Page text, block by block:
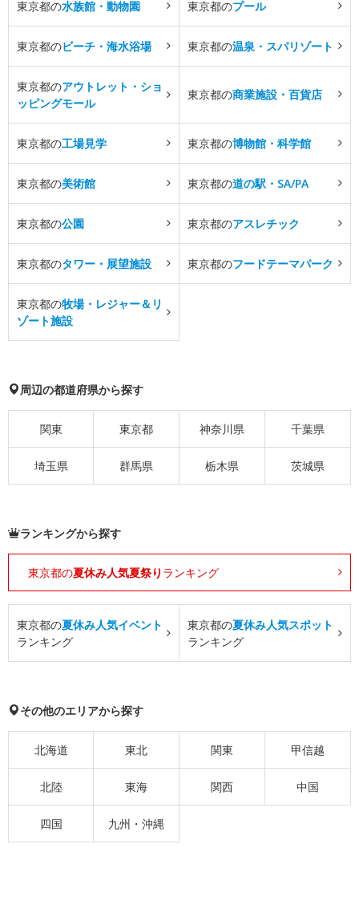
東京都の水族館・動物園 東京都のプール
東京都のビーチ・海水浴場 東京都の温泉・スパリゾート
東京都のアウトレット・ショ
ッピングモール
東京都の商業施設・百貨店
東京都の工場見学 東京都の博物館・科学館
東京都の美術館 東京都の道の駅・SA/PA
東京都の公園 東京都のアスレチック
東京都のタワー・展望施設 東京都のフードテーマパーク
東京都の牧場・レジャー＆リ
ゾート施設
周辺の都道府県から探す
関東 東京都 神奈川県 千葉県
埼玉県 群馬県 栃木県 茨城県
ランキングから探す
東京都の夏休み人気夏祭り ランキング
東京都の夏休み人気イベント
ランキング
東京都の夏休み人気スポット
ランキング
その他のエリアから探す
北海道 東北 関東 甲信越
北陸 東海 関西 中国
四国 九州・沖縄